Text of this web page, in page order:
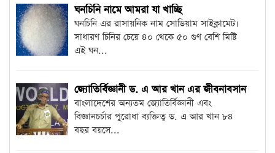
ঘনচিনি নামে আমরা যা খাচ্ছি
ঘনচিনি এর রাসায়নিক নাম সোডিয়াম সাইক্লামেট।
সাধারণ চিনির চেয়ে ৪০ থেকে ৫০ গুণ বেশি মিষ্টি
এই ঘন...
জ্যোতির্বিজ্ঞানী ড. এ আর খান এর জীবনাবসান
বাংলাদেশের অন্যতম জ্যোতির্বিজ্ঞানী এবং
বিজ্ঞানচর্চার পুরোধা ব্যক্তিত্ব ড. এ আর খান ৮৪
বছর বয়সে...